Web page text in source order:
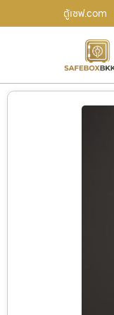
ตู้เซฟ.com